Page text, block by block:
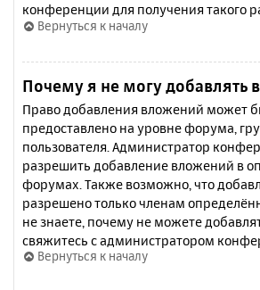
конференции для получения такого
Вернуться к началу
Почему я не могу добавлять
Право добавления вложений может
предоставлено на уровне форума,
пользователя. Администратор
разрешить добавление вложений в
форумах. Также возможно, что
разрешено только членам
не знаете, почему не можете
свяжитесь с администратором
Вернуться к началу